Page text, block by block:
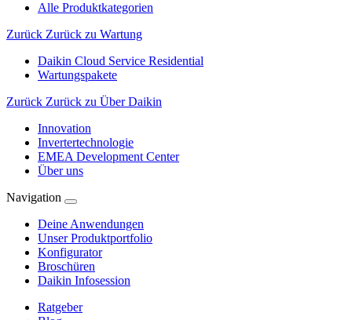
Alle Produktkategorien
Zurück Zurück zu Wartung
Daikin Cloud Service Residential
Wartungspakete
Zurück Zurück zu Über Daikin
Innovation
Invertertechnologie
EMEA Development Center
Über uns
Navigation
Deine Anwendungen
Unser Produktportfolio
Konfigurator
Broschüren
Daikin Infosession
Ratgeber